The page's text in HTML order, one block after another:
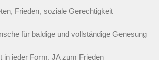
Frieden, soziale Gerechtigkeit
für baldige und vollständige Genesung
in jeder Form, JA zum Frieden